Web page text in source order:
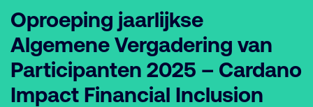
Oproeping jaarlijkse
Algemene Vergadering van
Participanten 2025 – Cardano
Impact Financial Inclusion